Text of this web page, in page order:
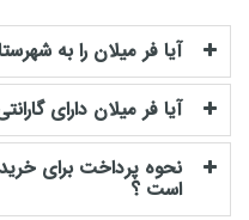
آیا فر میلان را به
آیا فر میلان دارای
نحوه پرداخت برای
است ؟